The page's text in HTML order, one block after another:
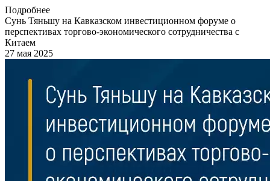
Подробнее
Сунь Тяньшу на Кавказском инвестиционном форуме о
перспективах торгово-экономического сотрудничества с
Китаем
27 мая 2025